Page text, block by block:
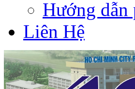
Hướng dẫn
Liên Hệ